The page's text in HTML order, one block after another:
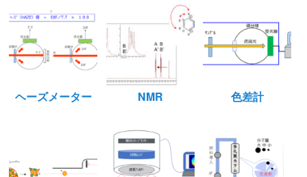
ヘーズメーター NMR 色差計